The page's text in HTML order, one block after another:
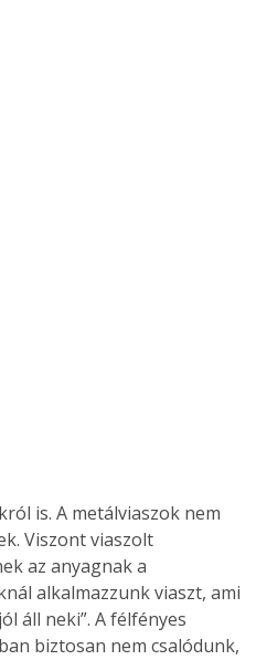
is. A metálviaszok nem
Viszont viaszolt
az anyagnak a
alkalmazzunk viaszt, ami
áll neki”. A félfényes
biztosan nem csalódunk,